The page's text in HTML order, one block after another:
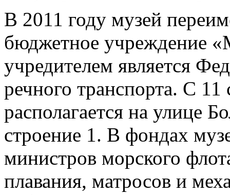
В 2011 году музей
бюджетное учреждение
учредителем является
речного транспорта. С 11
располагается на улице
строение 1. В фондах
министров морского
плавания, матросов и